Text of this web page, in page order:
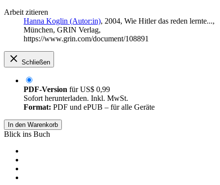
Arbeit zitieren
Hanna Koglin (Autor:in), 2004, Wie Hitler das reden lernte...,
München, GRIN Verlag,
https://www.grin.com/document/108891
Schließen
PDF-Version fürUS$ 0,99
Sofort herunterladen. Inkl. MwSt.
Format: PDF und ePUB – für alle Geräte
In den Warenkorb
Blick ins Buch